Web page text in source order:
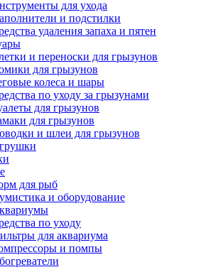
для ухода
и подстилки
удаления запаха и пятен
и переноски для грызунов
для грызунов
колеса и шары
по уходу за грызунами
для грызунов
для грызунов
и шлеи для грызунов
для рыб
и оборудование
по уходу
для аквариума
и помпы